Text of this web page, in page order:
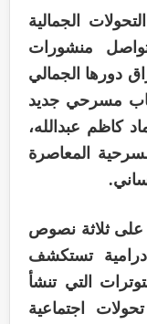
الجمالية
منشورات
دورها الجمالي
مسرحي جديد
كاظم عبدالله،
المعاصرة
على ثلاثة نصوص
تستكشف
التي تنشأ
اجتماعية